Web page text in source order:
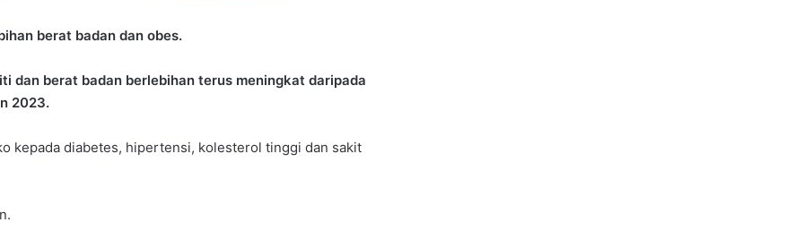
berat badan dan obes.
dan berat badan berlebihan terus meningkat daripada
2023.
kepada diabetes, hipertensi, kolesterol tinggi dan sakit